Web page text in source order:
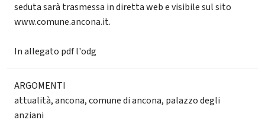
seduta sarà trasmessa in diretta web e visibile sul sito
www.comune.ancona.it.
In allegato pdf l'odg
ARGOMENTI
attualità,ancona,comune di ancona, palazzo degli
anziani